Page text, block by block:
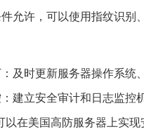
允许，可以使用指纹识别
及时更新服务器操作系统
建立安全审计和日志监控
以在美国高防服务器上实